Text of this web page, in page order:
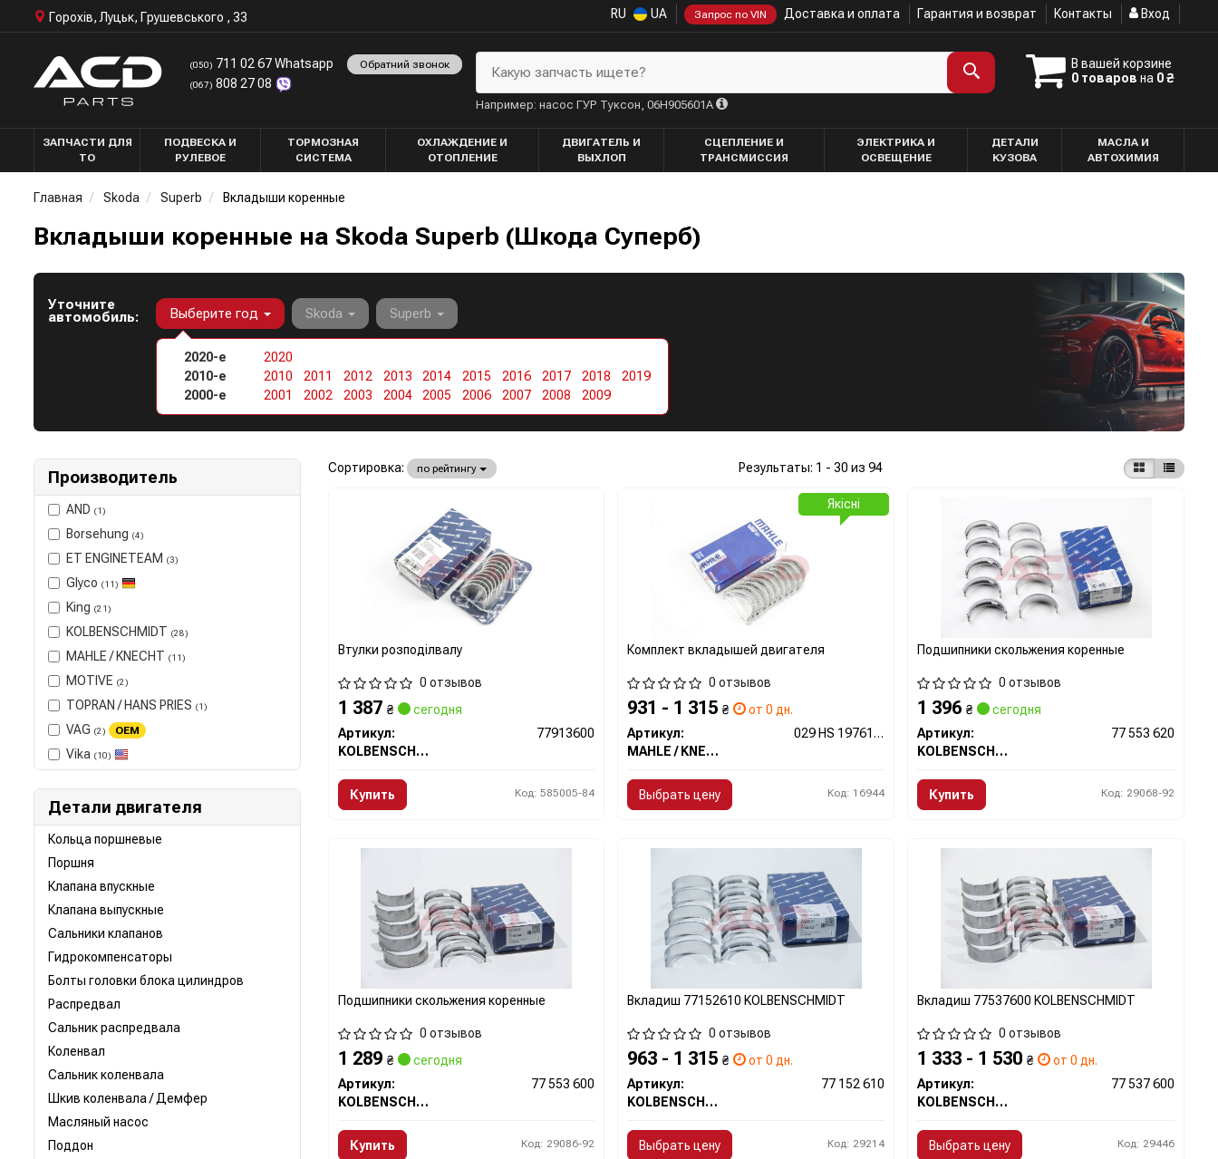
Горохів, Луцьк, Грушевського , 33 RU UA Запрос по VIN Доставка и оплата Гарантия и возврат Контакты Вход
(050) 711 02 67 Whatsapp
(067) 808 27 08
Обратний звонок
В вашей корзине
0 товаров на 0 ₴
Какую запчасть ищете?
Например: насос ГУР Туксон, 06H905601A
ЗАПЧАСТИ ДЛЯ
ТО
ПОДВЕСКА И
РУЛЕВОЕ
ТОРМОЗНАЯ
СИСТЕМА
ОХЛАЖДЕНИЕ И
ОТОПЛЕНИЕ
ДВИГАТЕЛЬ И
ВЫХЛОП
СЦЕПЛЕНИЕ И
ТРАНСМИССИЯ
ЭЛЕКТРИКА И
ОСВЕЩЕНИЕ
ДЕТАЛИ
КУЗОВА
МАСЛА И
АВТОХИМИЯ
Главная Skoda Superb Вкладыши коренные
Вкладыши коренные на Skoda Superb (Шкода Суперб)
Уточните
автомобиль: Выберите год
2020-е
2020
2010-е
2010 2011 2012 2013 2014 2015 2016 2017 2018
2019
2000-е
2001 2002 2003 2004 2005 2006 2007 2008 2009
Skoda Superb
Производитель
AND (1)
Borsehung (4)
ET ENGINETEAM (3)
Glyco (11)
King (21)
KOLBENSCHMIDT (28)
MAHLE / KNECHT (11)
MOTIVE (2)
TOPRAN / HANS PRIES (1)
VAG (2) OEM
Vika (10)
Детали двигателя
Кольца поршневые
Поршня
Клапана впускные
Клапана выпускные
Сальники клапанов
Гидрокомпенсаторы
Болты головки блока цилиндров
Распредвал
Сальник распредвала
Коленвал
Сальник коленвала
Шкив коленвала / Демфер
Масляный насос
Поддон
Сортировка: по рейтингу Результаты: 1 - 30 из 94
Втулки розподілвалу
0 отзывов
1 387 ₴
сегодня
Артикул:
77913600
KOLBENSCHMIDT
Купить Код: 585005-84
Комплект вкладышей двигателя
0 отзывов
931 - 1 315₴
от 0 дн.
Артикул:
029 HS 19761 025
MAHLE / KNECHT
Выбрать цену Код: 16944
Якісні
Подшипники скольжения коренные
0 отзывов
1 396₴
сегодня
Артикул:
77 553 620
KOLBENSCHMIDT
Купить Код: 29068-92
Подшипники скольжения коренные
0 отзывов
1 289 ₴
сегодня
Артикул:
77 553 600
KOLBENSCHMIDT
Купить Код: 29086-92
Вкладиш 77152610 KOLBENSCHMIDT
0 отзывов
963 - 1 315₴
от 0 дн.
Артикул:
77 152 610
KOLBENSCHMIDT
Выбрать цену Код: 29214
Вкладиш 77537600 KOLBENSCHMIDT
0 отзывов
1 333 - 1 530₴
от 0 дн.
Артикул:
77 537 600
KOLBENSCHMIDT
Выбрать цену Код: 29446